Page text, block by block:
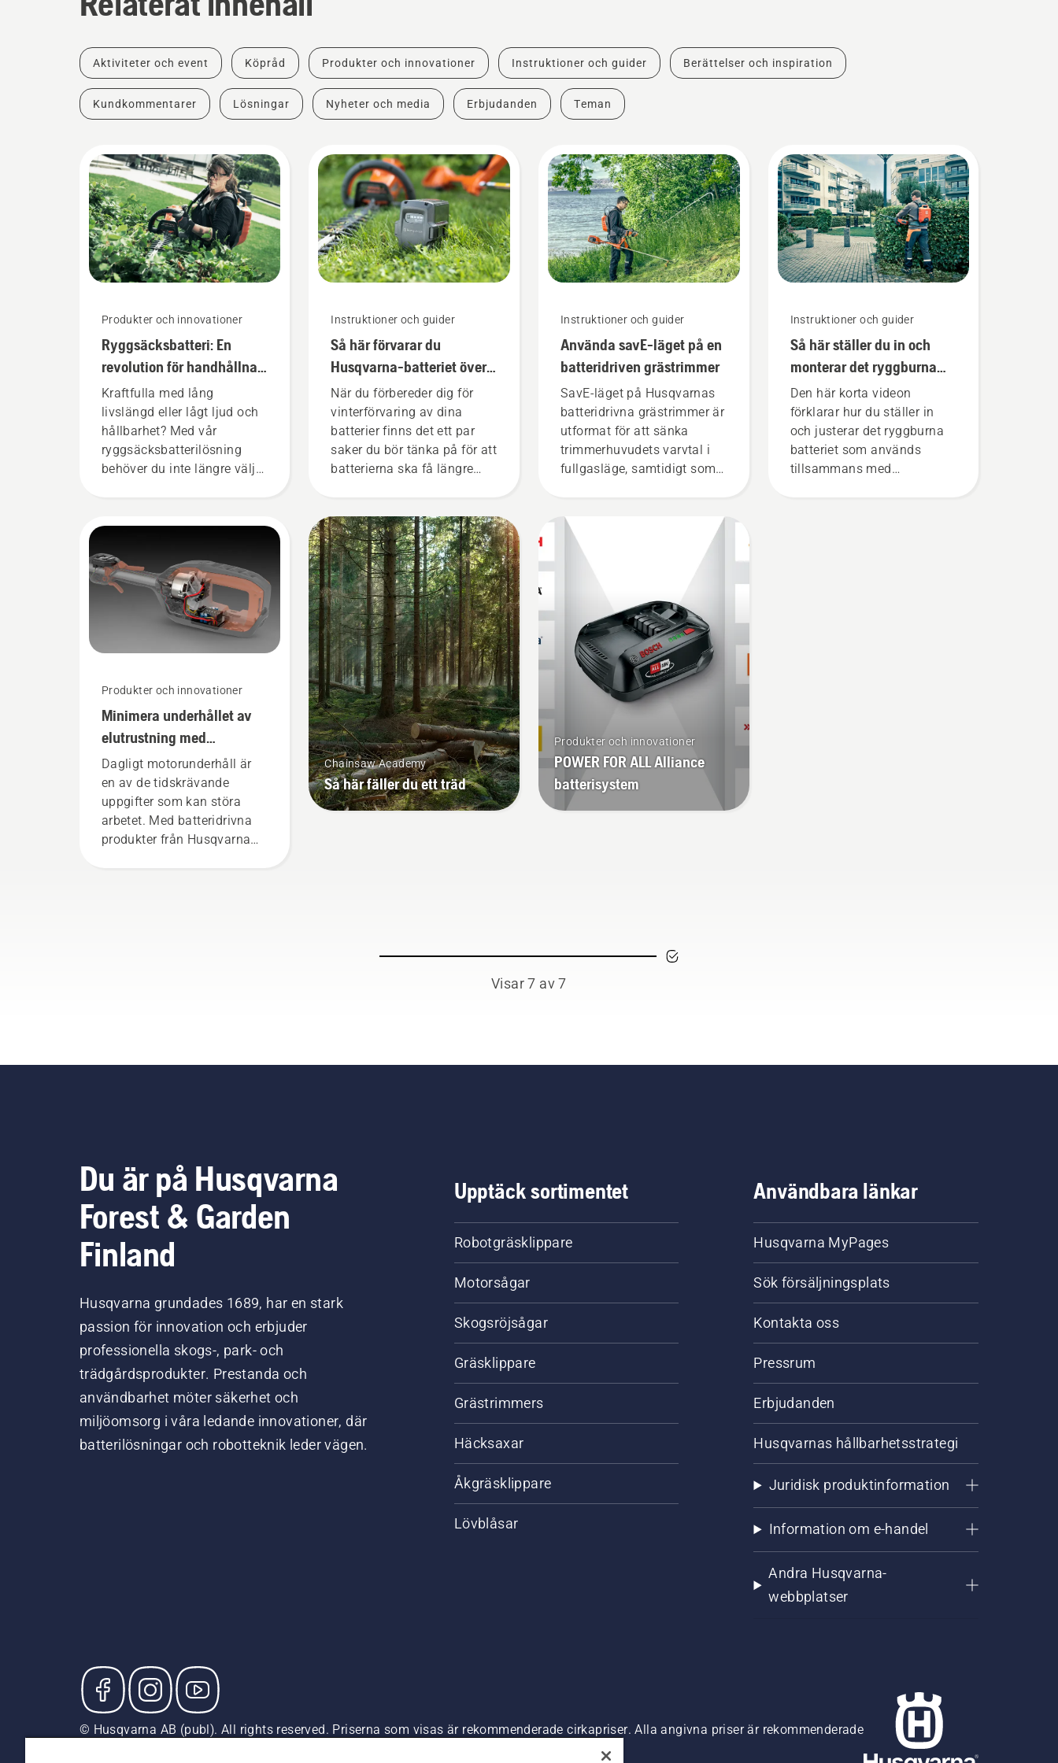
Aktiviteter och event Köpråd Produkter och innovationer Instruktioner och guider Berättelser och inspiration
Kundkommentarer Lösningar Nyheter och media Erbjudanden Teman
Produkter och innovationer
Ryggsäcksbatteri: En
revolution för handhållna,
batteridrivna
motorverktyg
Kraftfulla med lång
livslängd eller lågt ljud och
hållbarhet? Med vår
ryggsäcksbatterilösning
behöver du inte längre välja.
Johan Svennung,
för el- och batteridrivna
handhållna produkter på
Husqvarna.
Produkter och innovationer
Minimera underhållet av
elutrustning med
batteridrivna verktyg
Dagligt motorunderhåll är
en av de tidskrävande
uppgifter som kan störa
arbetet. Med batteridrivna
produkter från Husqvarna
Instruktioner och guider
Så här förvarar du
Husqvarna-batteriet över
vintern
När du förbereder dig för
vinterförvaring av dina
batterier finns det ett par
saker du bör tänka på för att
batterierna ska få längre
Chainsaw Academy
Så här fäller du ett träd
Instruktioner och guider
Använda savE-läget på en
batteridriven grästrimmer
SavE-läget på Husqvarnas
batteridrivna grästrimmer är
utformat för att sänka
trimmerhuvudets varvtal i
fullgasläge, samtidigt som
batteri vid lätt
gräsklippning. Tryck bara
på en knapp på den
att aktivera och avaktivera
savE-läget.
Produkter och innovationer
POWER FOR ALL Alliance
batterisystem
Instruktioner och guider
Så här ställer du in och
monterar det ryggburna
batteriet korrekt
Den här korta videon
förklarar hur du ställer in
och justerar det ryggburna
batteriet som används
tillsammans med
Visar 7 av 7
Du är på Husqvarna
Forest & Garden
Finland
Husqvarna grundades 1689, har en stark
passion för innovation och erbjuder
professionella skogs-, park- och
trädgårdsprodukter. Prestanda och
användbarhet möter säkerhet och
miljöomsorg i våra ledande innovationer, där
batterilösningar och robotteknik leder vägen.
Upptäck sortimentet
Robotgräsklippare
Motorsågar
Skogsröjsågar
Gräsklippare
Grästrimmers
Häcksaxar
Åkgräsklippare
Lövblåsar
Användbara länkar
Husqvarna MyPages
Sök försäljningsplats
Kontakta oss
Pressrum
Erbjudanden
Husqvarnas hållbarhetsstrategi
Juridisk produktinformation
Information om e-handel
Andra Husqvarna-
webbplatser
© Husqvarna AB (publ). All rights reserved. Priserna som visas är rekommenderade cirkapriser. Alla angivna priser är rekommenderade